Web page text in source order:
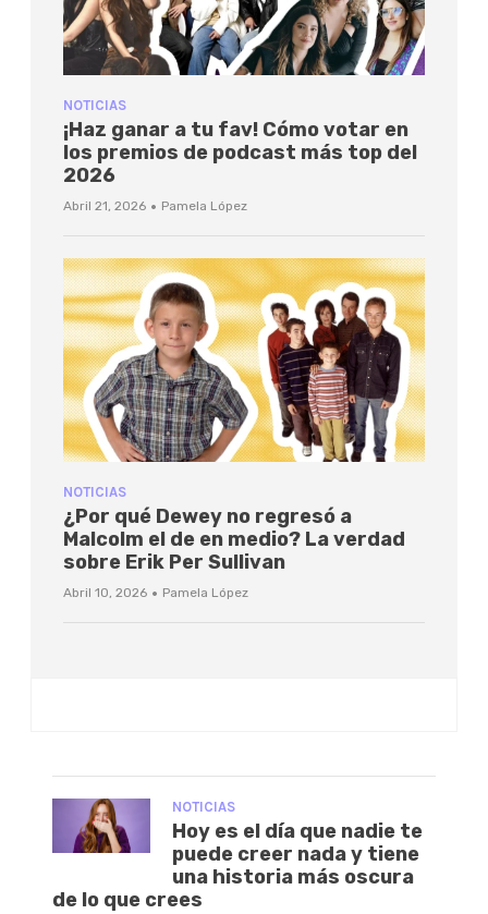
NOTICIAS
¡Haz ganar a tu fav! Cómo votar en
los premios de podcast más top del
2026
Abril 21, 2026 · Pamela López
NOTICIAS
¿Por qué Dewey no regresó a
Malcolm el de en medio? La verdad
sobre Erik Per Sullivan
Abril 10, 2026 · Pamela López
NOTICIAS
Hoy es el día que nadie te
puede creer nada y tiene
una historia más oscura
de lo que crees